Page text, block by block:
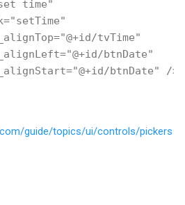
time"
tvTime"
btnDate"
guide/topics/ui/controls/pickers